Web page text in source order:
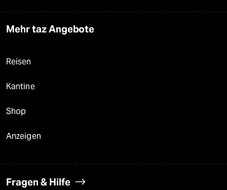
Mehr taz Angebote
Reisen
Kantine
Shop
Anzeigen
Fragen & Hilfe